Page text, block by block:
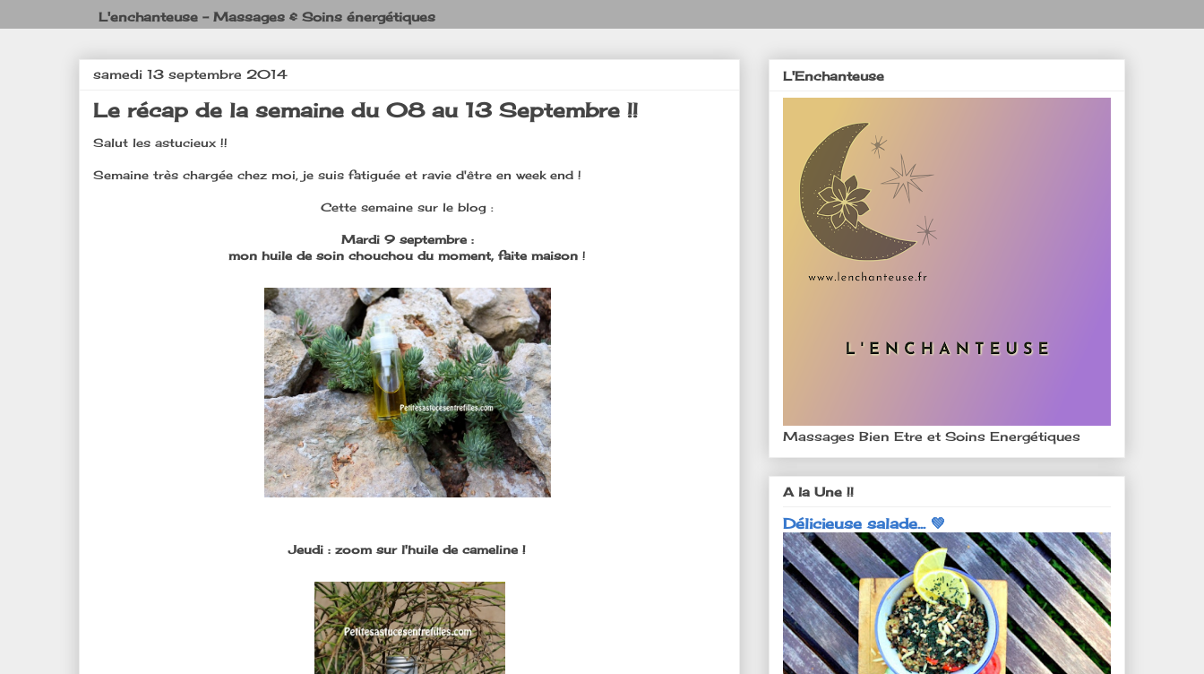
L'enchanteuse - Massages & Soins énergétiques
samedi 13 septembre 2014
Le récap de la semaine du 08 au 13 Septembre !!
Salut les astucieux !!
Semaine très chargée chez moi, je suis fatiguée et ravie d'être en week end !
Cette semaine sur le blog :
Mardi 9 septembre :
mon huile de soin chouchou du moment, faite maison !
Jeudi : zoom sur l'huile de cameline !
L'Enchanteuse
Massages Bien Etre et Soins Energétiques
A la Une !!
Délicieuse salade... 💚